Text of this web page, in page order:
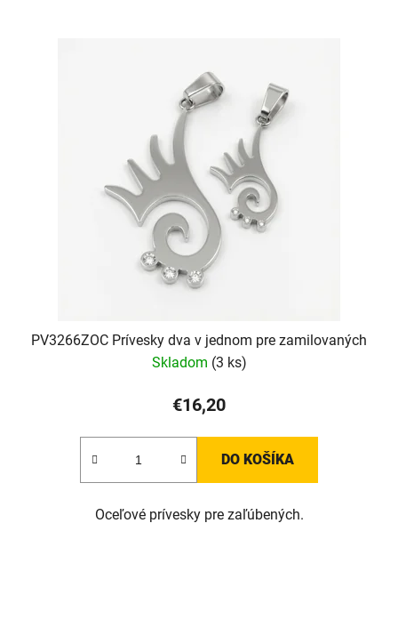
PV3266ZOC Prívesky dva v jednom pre zamilovaných
Skladom (3 ks)
€16,20
DO KOŠÍKA
Oceľové prívesky pre zaľúbených.